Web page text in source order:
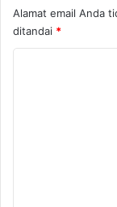
Alamat email Anda
ditandai *